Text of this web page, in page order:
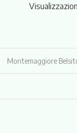
Montemaggiore